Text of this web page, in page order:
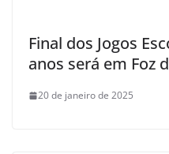
Final dos Jogos
anos será em Foz
20 de janeiro de 2025